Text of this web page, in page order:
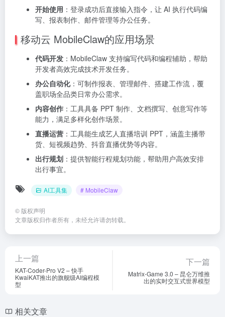
开始使用 ：登录成功后直接输入指令，让 AI 执行代码编
写、报表制作、邮件管理等办公任务。
移动云 MobileClaw的应用场景
代码开发 ：MobileClaw 支持编写代码和编程辅助，帮助
开发者高效完成技术开发任务。
办公自动化：可制作报表、管理邮件、搭建工作流，覆
盖职场全品类日常办公需求。
内容创作 ：工具具备 PPT 制作、文档撰写、创意写作等
能力，满足多样化创作场景。
直播运营 ：工具能生成艺人直播培训 PPT，涵盖主播带
货、短视频趋势、抖音直播优势等内容。
出行规划 ：提供智能行程规划功能，帮助用户高效安排
出行事宜。
AI工具集 # MobileClaw
© 版权声明
文章版权归作者所有，未经允许请勿转载。
上一篇
KAT-Coder-Pro V2 – 快手
KwaiKAT推出的旗舰级AI编程模
型
下一篇
Matrix-Game 3.0 – 昆仑万维推
出的实时交互式世界模型
相关文章